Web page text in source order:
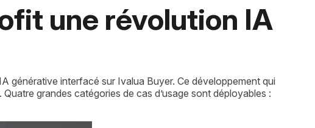
une révolution IA
générative interfacé sur Ivalua Buyer. Ce développement qui
grandes catégories de cas d’usage sont déployables :